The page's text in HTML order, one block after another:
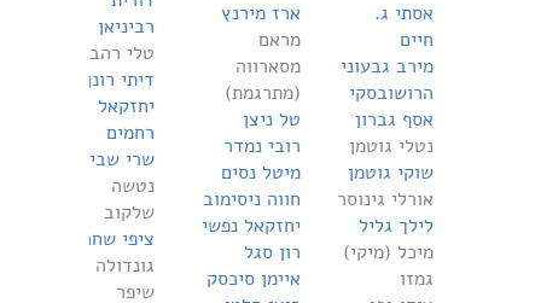
אסתי ג.
חיים
מירב גבעוני
הרושובסקי
אסף גברון
נטלי גוטמן
שוקי גוטמן
אורלי גינוסר
לילך גליל
מיכל (מיקי)
גמזו
ארז מירנץ
מראם
מסארווה
(מתרגמת)
טל ניצן
רובי נמדר
מיטל נסים
חווה ניסימוב
יחזקאל נפשי
רון סגל
איימן סיכסק
רביניאן
טלי רהב
דיתי רונן
יחזקאל
רחמים
שרי שביט
נטשה
שלקוב
ציפי שחרור
גונדולה
שיפר